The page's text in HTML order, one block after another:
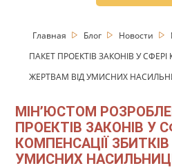
Главная Блог Новости
ПАКЕТ ПРОЕКТІВ ЗАКОНІВ У СФЕРІ
ЖЕРТВАМ ВІД УМИСНИХ
МІН’ЮСТОМ
ПРОЕКТІВ ЗАКОНІВ У
КОМПЕНСАЦІЇ
УМИСНИХ